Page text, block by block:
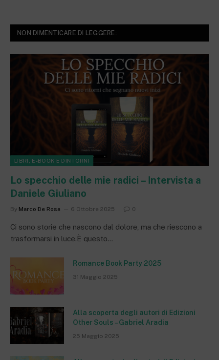
NON DIMENTICARE DI LEGGERE:
LIBRI, E-BOOK E DINTORNI
Lo specchio delle mie radici – Intervista a
Daniele Giuliano
By Marco De Rosa 6 Ottobre 2025 0
Ci sono storie che nascono dal dolore, ma che riescono a
trasformarsi in luce.È questo…
Romance Book Party 2025
31 Maggio 2025
Alla scoperta degli autori di Edizioni
Other Souls – Gabriel Aradia
25 Maggio 2025